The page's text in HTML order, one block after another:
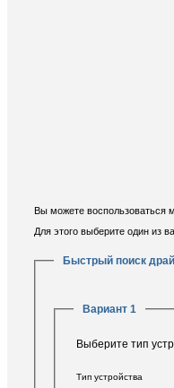
Вы можете воспользоваться
Для этого выберите один из
Быстрый поиск
Вариант 1
Выберите тип
Тип устройства